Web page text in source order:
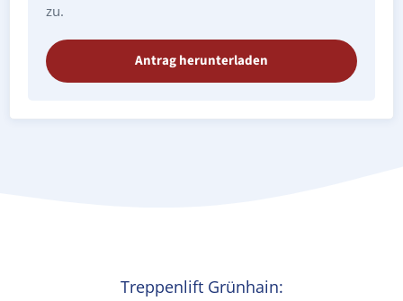
zu.
Antrag herunterladen
Treppenlift Grünhain: